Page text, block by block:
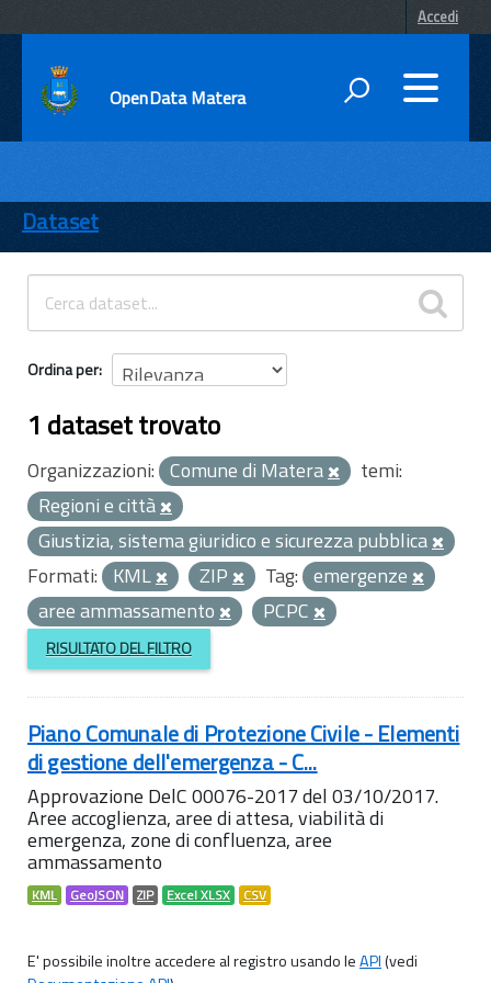
Accedi
OpenData Matera
ENTI
TEMI
INFORMAZIONI
Dataset
Ordina per
1 dataset trovato
Organizzazioni: Comune di Matera
temi:
Regioni e città
Giustizia, sistema giuridico e sicurezza pubblica
Formati: KML ZIP Tag: emergenze
aree ammassamento
PCPC
RISULTATO DEL FILTRO
Piano Comunale di Protezione Civile - Elementi
di gestione dell'emergenza - C...
Approvazione DelC 00076-2017 del 03/10/2017.
Aree accoglienza, aree di attesa, viabilità di
emergenza, zone di confluenza, aree
ammassamento
KML GeoJSON ZIP Excel XLSX CSV
E' possibile inoltre accedere al registro usando leAPI(vedi